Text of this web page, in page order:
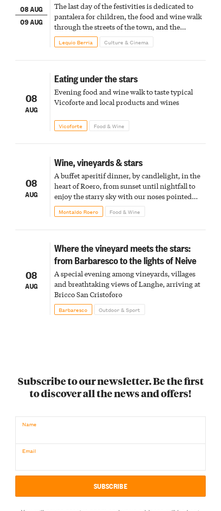
08 AUG
09 AUG
The last day of the festivities is dedicated to
pantalera for children, the food and wine walk
through the streets of the town, and the
fireworks finale
Lequio Berria Culture & Cinema
08
AUG
Eating under the stars
Evening food and wine walk to taste typical
Vicoforte and local products and wines
Vicoforte Food & Wine
08
AUG
Wine, vineyards & stars
A buffet aperitif dinner, by candlelight, in the
heart of Roero, from sunset until nightfall to
enjoy the starry sky with our noses pointed
upward
Montaldo Roero Food & Wine
08
AUG
Where the vineyard meets the stars:
from Barbaresco to the lights of Neive
A special evening among vineyards, villages
and breathtaking views of Langhe, arriving at
Bricco San Cristoforo
Barbaresco Outdoor & Sport
Subscribe to our newsletter. Be the first
to discover all the news and offers!
Name
Email